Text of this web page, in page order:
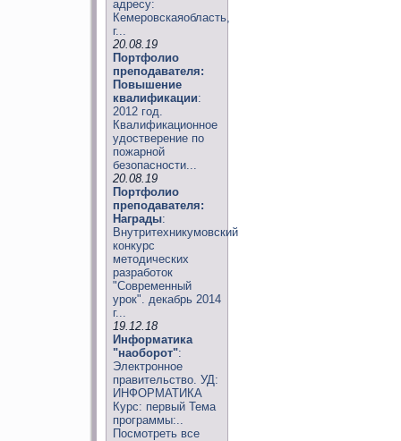
адресу:
Кемеровскаяобласть,
г...
20.08.19
Портфолио
преподавателя:
Повышение
квалификации:
2012 год.
Квалификационное
удостверение по
пожарной
безопасности...
20.08.19
Портфолио
преподавателя:
Награды:
Внутритехникумовский
конкурс
методических
разработок
"Современный
урок". декабрь 2014
г...
19.12.18
Информатика
"наоборот":
Электронное
правительство. УД:
ИНФОРМАТИКА
Курс: первый Тема
программы:..
Посмотреть все